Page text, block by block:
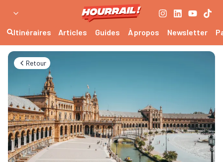
Itinéraires Articles Guides À propos Newsletter
Retour